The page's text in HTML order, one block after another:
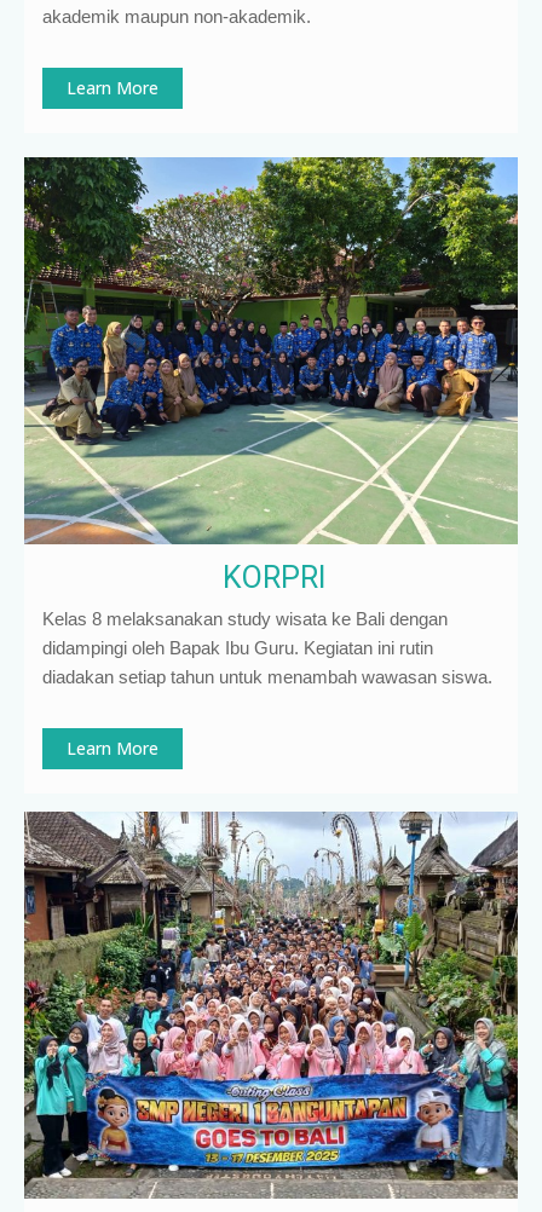
akademik maupun non-akademik.
Learn More
KORPRI
Kelas 8 melaksanakan study wisata ke Bali dengan
didampingi oleh Bapak Ibu Guru. Kegiatan ini rutin
diadakan setiap tahun untuk menambah wawasan siswa.
Learn More